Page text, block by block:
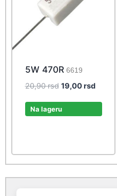
5W 470R 6619
20,90rsd Original
was:
19,00rsdCurrent
Na lageru